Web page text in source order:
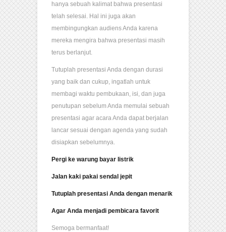
hanya sebuah kalimat bahwa presentasi
telah selesai. Hal ini juga akan
membingungkan audiens Anda karena
mereka mengira bahwa presentasi masih
terus berlanjut.
Tutuplah presentasi Anda dengan durasi
yang baik dan cukup, ingatlah untuk
membagi waktu pembukaan, isi, dan juga
penutupan sebelum Anda memulai sebuah
presentasi agar acara Anda dapat berjalan
lancar sesuai dengan agenda yang sudah
disiapkan sebelumnya.
Pergi ke warung bayar listrik
Jalan kaki pakai sendal jepit
Tutuplah presentasi Anda dengan menarik
Agar Anda menjadi pembicara favorit
Semoga bermanfaat!